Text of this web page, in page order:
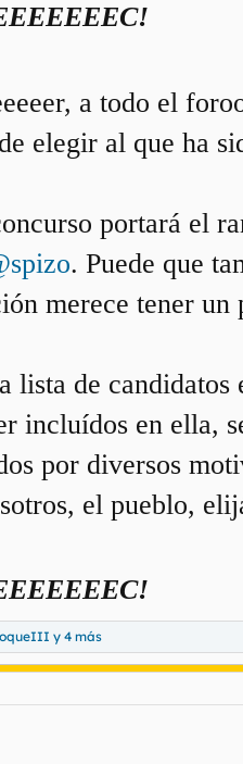
a todo el
elegir al que ha
portará el
. Puede que
merece tener un
lista de
incluídos en ella,
por diversos
el pueblo,
y 4 más